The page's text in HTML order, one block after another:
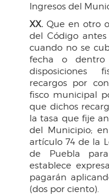
Ingresos del
XX. Que en otro
del Código
cuando no se
fecha o
disposiciones
recargos por
fisco municipal
que dichos
la tasa que fije
del Municipio;
artículo 74 de la
de Puebla
establece
pagarán
(dos por ciento).